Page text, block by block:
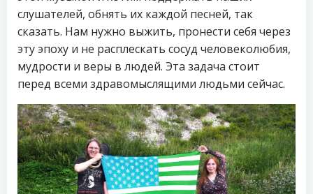
слушателей, обнять их каждой песней, так
сказать. Нам нужно выжить, пронести себя через
эту эпоху и не расплескать сосуд человеколюбия,
мудрости и веры в людей. Эта задача стоит
перед всеми здравомыслящими людьми сейчас.